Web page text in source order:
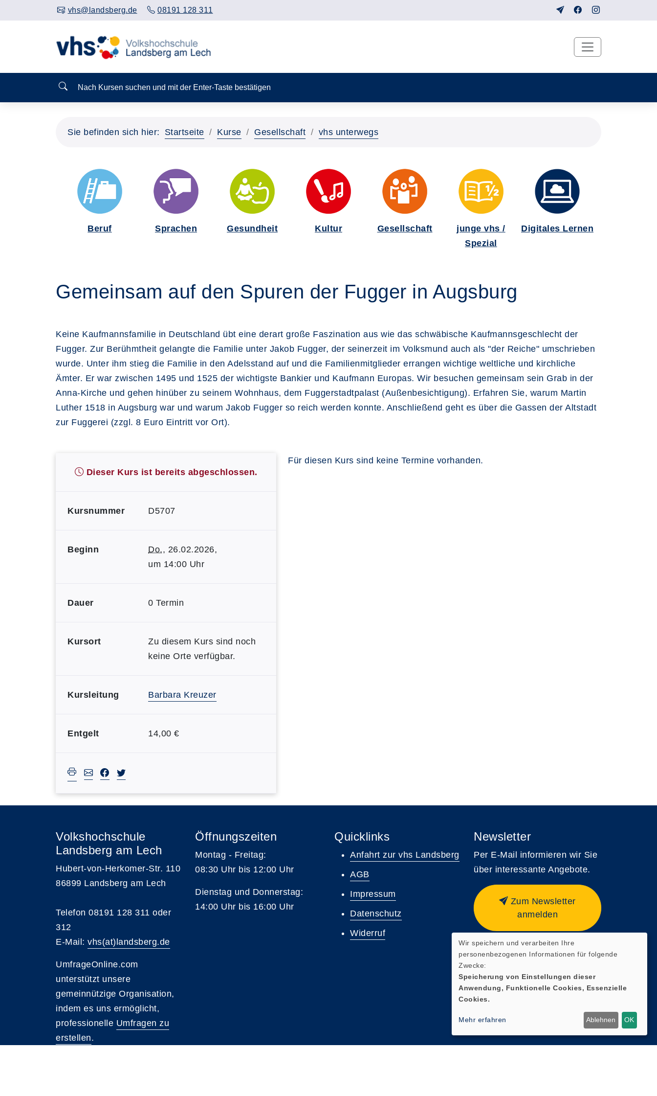
vhs@landsberg.de 08191 128 311
Nach Kursen suchen und mit der Enter-Taste bestätigen
Sie befinden sich hier: Startseite Kurse Gesellschaft vhs unterwegs
Beruf Sprachen Gesundheit Kultur Gesellschaft
junge vhs /
Spezial
Digitales Lernen
Gemeinsam auf den Spuren der Fugger in Augsburg
Keine Kaufmannsfamilie in Deutschland übt eine derart große Faszination aus wie das schwäbische Kaufmannsgeschlecht der
Fugger. Zur Berühmtheit gelangte die Familie unter Jakob Fugger, der seinerzeit im Volksmund auch als "der Reiche" umschrieben
wurde. Unter ihm stieg die Familie in den Adelsstand auf und die Familienmitglieder errangen wichtige weltliche und kirchliche
Ämter. Er war zwischen 1495 und 1525 der wichtigste Bankier und Kaufmann Europas. Wir besuchen gemeinsam sein Grab in der
Anna-Kirche und gehen hinüber zu seinem Wohnhaus, dem Fuggerstadtpalast (Außenbesichtigung). Erfahren Sie, warum Martin
Luther 1518 in Augsburg war und warum Jakob Fugger so reich werden konnte. Anschließend geht es über die Gassen der Altstadt
zur Fuggerei (zzgl. 8 Euro Eintritt vor Ort).
Dieser Kurs ist bereits abgeschlossen.
Kursnummer D5707
Beginn Do., 26.02.2026,
um 14:00 Uhr
Dauer 0 Termin
Kursort
Zu diesem Kurs sind noch
keine Orte verfügbar.
Kursleitung Barbara Kreuzer
Entgelt 14,00 €
Für diesen Kurs sind keine Termine vorhanden.
Volkshochschule
Landsberg am Lech
Hubert-von-Herkomer-Str. 110
86899 Landsberg am Lech
Telefon 08191 128 311 oder
312
E-Mail: vhs(at)landsberg.de
UmfrageOnline.com
unterstützt unsere
gemeinnützige Organisation,
indem es uns ermöglicht,
professionelle Umfragen zu
erstellen.
Öffnungszeiten
Montag - Freitag:
08:30 Uhr bis 12:00 Uhr
Dienstag und Donnerstag:
14:00 Uhr bis 16:00 Uhr
Quicklinks
Anfahrt zur vhs Landsberg
AGB
Impressum
Datenschutz
Widerruf
Newsletter
Per E-Mail informieren wir Sie
über interessante Angebote.
Zum Newsletter
anmelden
Wir speichern und verarbeiten Ihre
personenbezogenen Informationen für folgende
Zwecke:
Speicherung von Einstellungen dieser
Anwendung, Funktionelle Cookies, Essenzielle
Cookies.
Mehr erfahren Ablehnen OK